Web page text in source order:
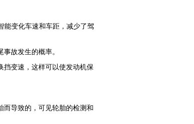
能变化车速和车距，减少了驾
故发生的概率。
挡变速，这样可以使发动机保
而导致的，可见轮胎的检测和